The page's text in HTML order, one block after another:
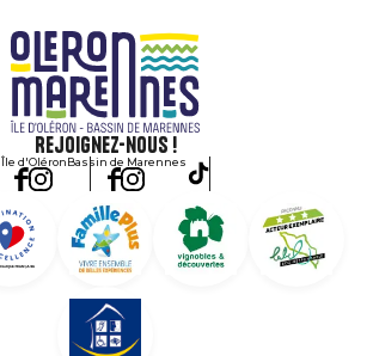
Rejoignez-nous !
Île d'OléronBassin de Marennes